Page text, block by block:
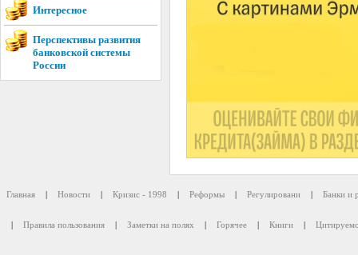
Интересное
Перспективы развития
банковской системы
России
Главная | Новости | Кризис - 1998 | Реформы | Регулировани | Банки и
| Правила пользования | Заметки на полях | Горячее | Книги |